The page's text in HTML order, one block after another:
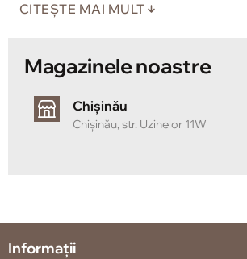
CITEȘTE MAI MULT
Magazinele noastre
Chișinău
Chișinău, str. Uzinelor 11W
Informații